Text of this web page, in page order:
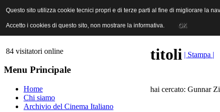
ANICA | Associazione Nazionale Industrie Cinematografiche
84 visitatori online
Menu Principale
Home
Chi siamo
Archivio del Cinema Italiano
titoli | Stampa |
hai cercato: Gunnar
Questo sito utilizza cookie tecnici propri e di terze parti al fine di migliorare la
Accetto i cookies di questo sito, non mostrare la informativa. OK
Questo sito utilizza cookie tecnici propri e di terze parti al fine di migliorare la
Accetto i cookies di questo sito, non mostrare la informativa. OK